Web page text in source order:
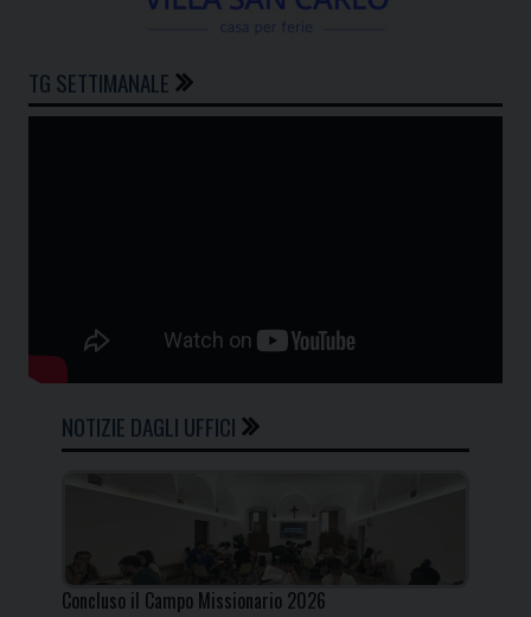
TG SETTIMANALE
NOTIZIE DAGLI UFFICI
Concluso il Campo Missionario 2026